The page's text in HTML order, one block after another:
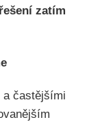
zatím
častějšími